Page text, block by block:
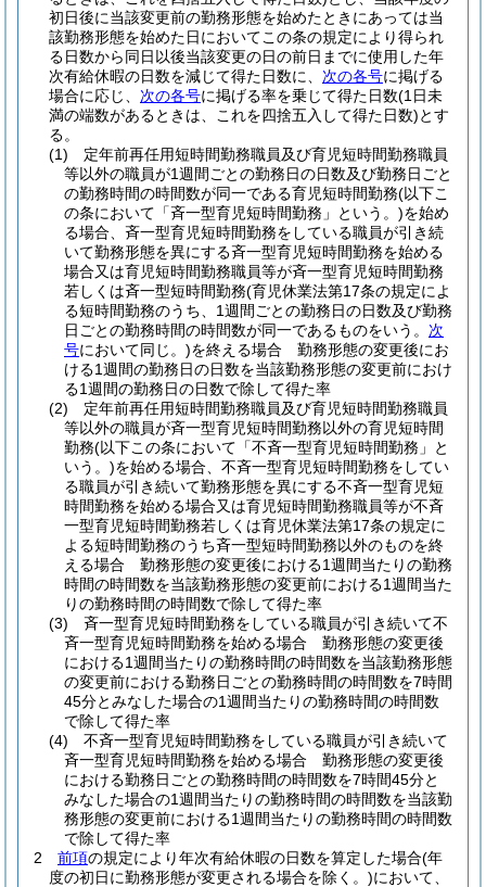
初日後に当該変更前の勤務形態を始めたときにあっては当
該勤務形態を始めた日においてこの条の規定により得られ
る日数から同日以後当該変更の日の前日までに使用した年
次有給休暇の日数を減じて得た日数に、 次の各号に掲げる
場合に応じ、 次の各号に掲げる率を乗じて得た日数(1日未
満の端数があるときは、これを四捨五入して得た日数)とす
る。
(1)
定年前再任用短時間勤務職員及び育児短時間勤務職員
等以外の職員が1週間ごとの勤務日の日数及び勤務日ごと
の勤務時間の時間数が同一である育児短時間勤務(以下こ
の条において「斉一型育児短時間勤務」という。)を始め
る場合、斉一型育児短時間勤務をしている職員が引き続
いて勤務形態を異にする斉一型育児短時間勤務を始める
場合又は育児短時間勤務職員等が斉一型育児短時間勤務
若しくは斉一型短時間勤務(育児休業法第17条の規定によ
る短時間勤務のうち、1週間ごとの勤務日の日数及び勤務
日ごとの勤務時間の時間数が同一であるものをいう。 次
号において同じ。)を終える場合 勤務形態の変更後にお
ける1週間の勤務日の日数を当該勤務形態の変更前におけ
る1週間の勤務日の日数で除して得た率
(2)
定年前再任用短時間勤務職員及び育児短時間勤務職員
等以外の職員が斉一型育児短時間勤務以外の育児短時間
勤務(以下この条において「不斉一型育児短時間勤務」と
いう。)を始める場合、不斉一型育児短時間勤務をしてい
る職員が引き続いて勤務形態を異にする不斉一型育児短
時間勤務を始める場合又は育児短時間勤務職員等が不斉
一型育児短時間勤務若しくは育児休業法第17条の規定に
よる短時間勤務のうち斉一型短時間勤務以外のものを終
える場合 勤務形態の変更後における1週間当たりの勤務
時間の時間数を当該勤務形態の変更前における1週間当た
りの勤務時間の時間数で除して得た率
(3)
斉一型育児短時間勤務をしている職員が引き続いて不
斉一型育児短時間勤務を始める場合 勤務形態の変更後
における1週間当たりの勤務時間の時間数を当該勤務形態
の変更前における勤務日ごとの勤務時間の時間数を7時間
45分とみなした場合の1週間当たりの勤務時間の時間数
で除して得た率
(4)
不斉一型育児短時間勤務をしている職員が引き続いて
斉一型育児短時間勤務を始める場合 勤務形態の変更後
における勤務日ごとの勤務時間の時間数を7時間45分と
みなした場合の1週間当たりの勤務時間の時間数を当該勤
務形態の変更前における1週間当たりの勤務時間の時間数
で除して得た率
2
前項の規定により年次有給休暇の日数を算定した場合(年
度の初日に勤務形態が変更される場合を除く。)において、